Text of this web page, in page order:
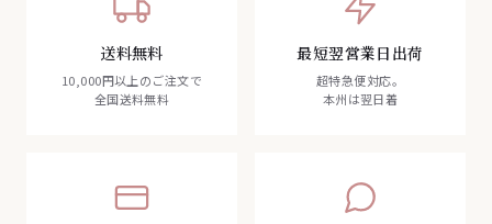
送料無料
10,000円以上のご注文で
全国送料無料
最短翌営業日出荷
超特急便対応。
本州は翌日着